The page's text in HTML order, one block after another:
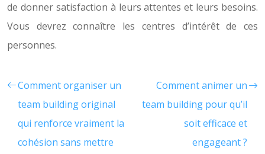
de donner satisfaction à leurs attentes et leurs besoins.
Vous devrez connaître les centres d’intérêt de ces
personnes.
Comment organiser un
team building original
qui renforce vraiment la
cohésion sans mettre
Comment animer un
team building pour qu’il
soit efficace et
engageant ?